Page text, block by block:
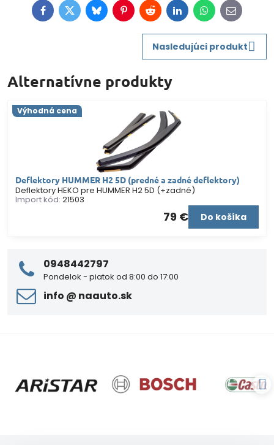
FacebookTwitterBlueskyPinterestRedditLinkedInWhatsApp
E-
mail
Nasledujúci produkt
Alternatívne produkty
Deflektory HUMMER H2 5D (predné a zadné deflektory)
Výhodná cena
Deflektory HEKO pre HUMMER H2 5D (+zadné)
Import kód: 21503
79 € Do košíka
0948442797
Pondelok - piatok od 8:00 do 17:00
info ​@ naauto​.sk